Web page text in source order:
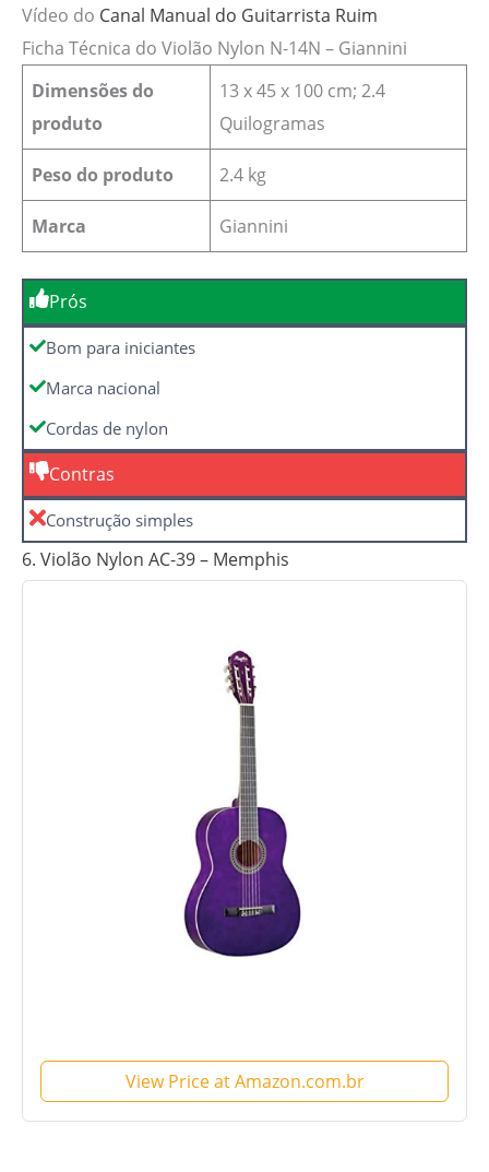
Vídeo do Canal Manual do Guitarrista Ruim
Ficha Técnica do Violão Nylon N-14N – Giannini
Dimensões do
produto
‎13 x 45 x 100 cm; 2.4
Quilogramas
Peso do produto 2.4 kg
Marca Giannini
Prós
Bom para iniciantes
Marca nacional
Cordas de nylon
Contras
Construção simples
6. Violão Nylon AC-39 – Memphis
View Price at Amazon.com.br